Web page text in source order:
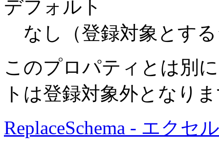
デフォルト
なし（登録対象とす
このプロパティとは別
トは登録対象外となり
ReplaceSchema - エク